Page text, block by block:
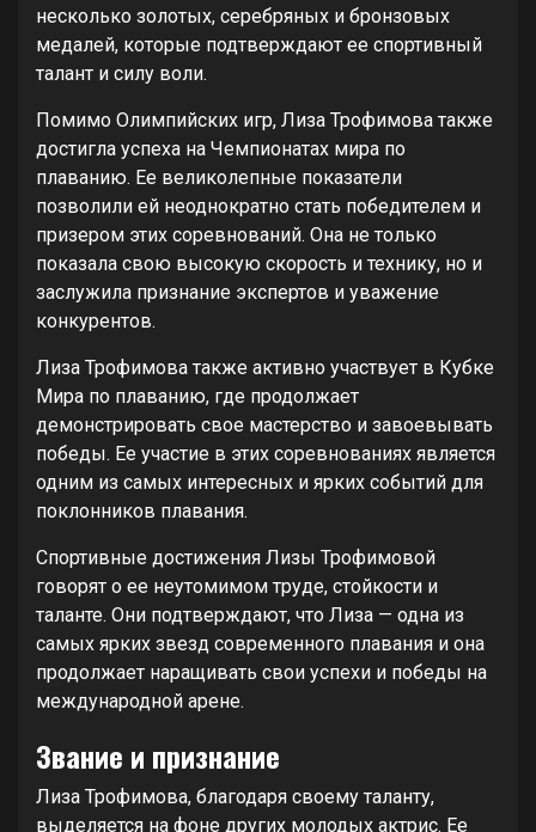
несколько золотых, серебряных и бронзовых
медалей, которые подтверждают ее спортивный
талант и силу воли.
Помимо Олимпийских игр, Лиза Трофимова также
достигла успеха на Чемпионатах мира по
плаванию. Ее великолепные показатели
позволили ей неоднократно стать победителем и
призером этих соревнований. Она не только
показала свою высокую скорость и технику, но и
заслужила признание экспертов и уважение
конкурентов.
Лиза Трофимова также активно участвует в Кубке
Мира по плаванию, где продолжает
демонстрировать свое мастерство и завоевывать
победы. Ее участие в этих соревнованиях является
одним из самых интересных и ярких событий для
поклонников плавания.
Спортивные достижения Лизы Трофимовой
говорят о ее неутомимом труде, стойкости и
таланте. Они подтверждают, что Лиза — одна из
самых ярких звезд современного плавания и она
продолжает наращивать свои успехи и победы на
международной арене.
Звание и признание
Лиза Трофимова, благодаря своему таланту,
выделяется на фоне других молодых актрис. Ее